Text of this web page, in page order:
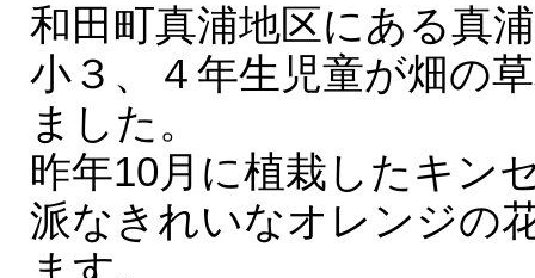
和田町真浦地区にある真
小３、４年生児童が畑の
ました。
昨年10月に植栽したキン
派なきれいなオレンジの